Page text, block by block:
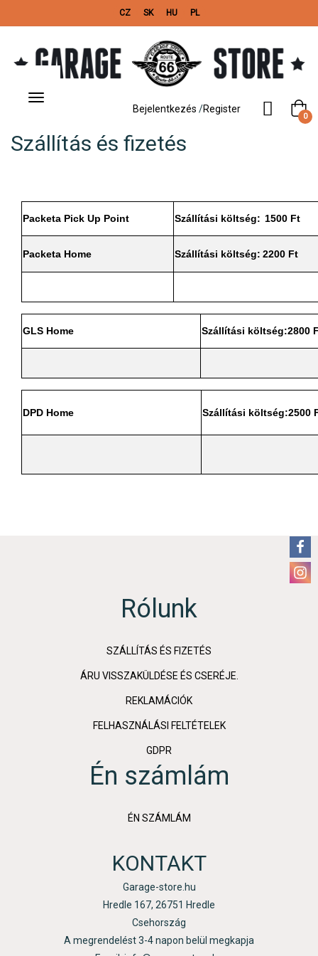
CZ SK HU PL
Bejelentkezés /Register
0
Toggle
Szállítás és fizetés
Packeta Pick Up Point Szállítási költség: 1500 Ft
Packeta Home Szállítási költség: 2200 Ft
GLS Home Szállítási költség:2800
DPD Home Szállítási költség:2500
Rólunk
SZÁLLÍTÁS ÉS FIZETÉS
ÁRU VISSZAKÜLDÉSE ÉS CSERÉJE.
REKLAMÁCIÓK
FELHASZNÁLÁSI FELTÉTELEK
GDPR
Én számlám
ÉN SZÁMLÁM
KONTAKT
Garage-store.hu
Hredle 167, 26751 Hredle
Csehország
A megrendelést 3-4 napon belül megkapja